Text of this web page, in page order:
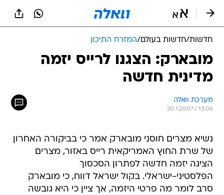
חדשות/חדשות בעולם/המזרח התיכון
מובארק: הצגנו לרייס יזמה
מדינית חדשה
מערכת וואלה
20.1.2007 / 13:06
נשיא מצרים חוסני מובארק אמר כי בביקורה האחרון
של שרת החוץ האמריקאית רייס באזור, מצרים
הציגה יזמה חדשה לפתרון הסכסוך
הפלסטיני-ישראלי. בקול ישראל דווח, כי מובארק
סרב לומר מה פרטי היזמה, אך ציין כי היא גובשה